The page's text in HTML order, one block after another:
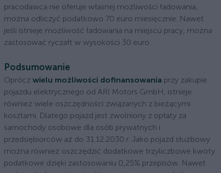
pracodawca nie oferuje własnej możliwości ładowania,
można odliczyć podatkowo 70 euro miesięcznie. Nawet
jeśli istnieje możliwość ładowania na miejscu pracy, można
zastosować ryczałt w wysokości 30 euro.
Podsumowanie
Oprócz wielu możliwości dofinansowania przy zakupie
pojazdu elektrycznego od ARI Motors GmbH, istnieje
również wiele oszczędności związanych z bieżącymi
kosztami. Dlatego pojazd jest zwolniony z opłaty za
samochody osobowe dla osób prywatnych i
przedsiębiorców aż do 31.12.2030 r. Jako pojazd służbowy
można również oszczędzić dodatkowe trzyliczbowe kwoty
podatkowe dzięki zastosowaniu 0,25% przepisów. Nawet